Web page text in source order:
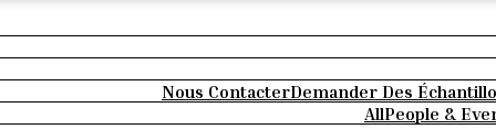
Nous ContacterDemander Des
AllPeople &